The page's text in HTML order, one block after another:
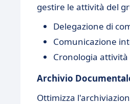
gestire le attività del
Delegazione di
Comunicazione
Cronologia attività
Archivio
Ottimizza